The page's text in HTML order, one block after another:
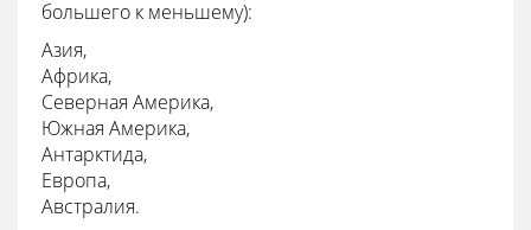
большего к меньшему):
Азия,
Африка,
Северная Америка,
Южная Америка,
Антарктида,
Европа,
Австралия.